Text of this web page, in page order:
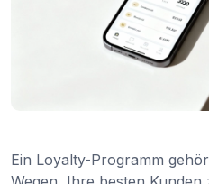
Ein Loyalty-Programm